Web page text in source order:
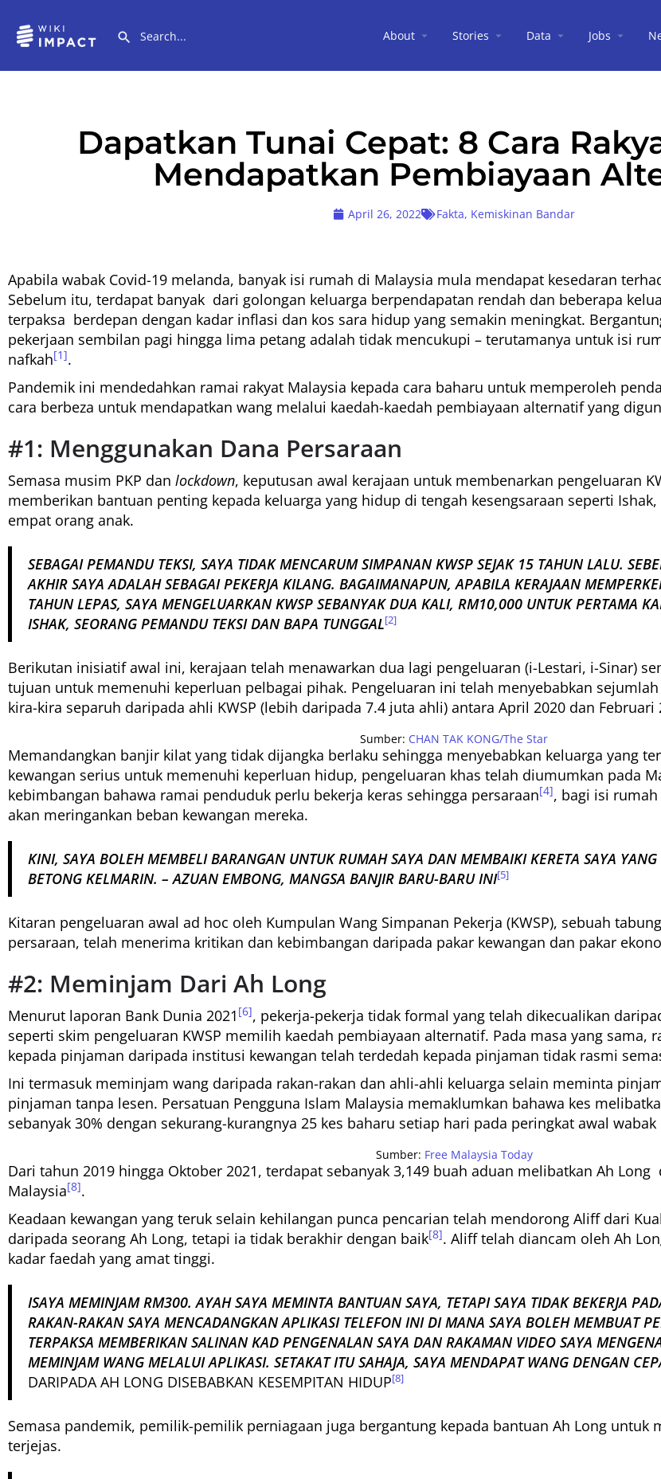
About Stories Data Jobs
Dapatkan Tunai Cepat: 8 Cara
Mendapatkan Pembiayaan
April 26, 2022 Fakta, Kemiskinan Bandar
Apabila wabak Covid-19 melanda, banyak isi rumah di Malaysia mula mendapat kesedaran
Sebelum itu, terdapat banyak dari golongan keluarga berpendapatan rendah dan beberapa
terpaksa berdepan dengan kadar inflasi dan kos sara hidup yang semakin meningkat.
pekerjaan sembilan pagi hingga lima petang adalah tidak mencukupi – terutamanya untuk isi
nafkah[1].
Pandemik ini mendedahkan ramai rakyat Malaysia kepada cara baharu untuk memperoleh
cara berbeza untuk mendapatkan wang melalui kaedah-kaedah pembiayaan alternatif yang
#1: Menggunakan Dana Persaraan
Semasa musim PKP dan lockdown, keputusan awal kerajaan untuk membenarkan pengeluaran
memberikan bantuan penting kepada keluarga yang hidup di tengah kesengsaraan seperti
empat orang anak.
SEBAGAI PEMANDU TEKSI, SAYA TIDAK MENCARUM SIMPANAN KWSP SEJAK 15 TAHUN LALU.
AKHIR SAYA ADALAH SEBAGAI PEKERJA KILANG. BAGAIMANAPUN, APABILA KERAJAAN
TAHUN LEPAS, SAYA MENGELUARKAN KWSP SEBANYAK DUA KALI, RM10,000 UNTUK PERTAMA
ISHAK, SEORANG PEMANDU TEKSI DAN BAPA TUNGGAL[2]
Berikutan inisiatif awal ini, kerajaan telah menawarkan dua lagi pengeluaran (i-Lestari, i-Sinar)
tujuan untuk memenuhi keperluan pelbagai pihak. Pengeluaran ini telah menyebabkan
kira-kira separuh daripada ahli KWSP (lebih daripada 7.4 juta ahli) antara April 2020 dan Februari
Sumber: CHAN TAK KONG/The Star
Memandangkan banjir kilat yang tidak dijangka berlaku sehingga menyebabkan keluarga yang
kewangan serius untuk memenuhi keperluan hidup, pengeluaran khas telah diumumkan pada
kebimbangan bahawa ramai penduduk perlu bekerja keras sehingga persaraan[4], bagi isi
akan meringankan beban kewangan mereka.
KINI, SAYA BOLEH MEMBELI BARANGAN UNTUK RUMAH SAYA DAN MEMBAIKI KERETA SAYA YANG
BETONG KELMARIN. – AZUAN EMBONG, MANGSA BANJIR BARU-BARU INI[5]
Kitaran pengeluaran awal ad hoc oleh Kumpulan Wang Simpanan Pekerja (KWSP), sebuah
persaraan, telah menerima kritikan dan kebimbangan daripada pakar kewangan dan pakar
#2: Meminjam Dari Ah Long
Menurut laporan Bank Dunia 2021 [6], pekerja-pekerja tidak formal yang telah dikecualikan
seperti skim pengeluaran KWSP memilih kaedah pembiayaan alternatif. Pada masa yang sama,
kepada pinjaman daripada institusi kewangan telah terdedah kepada pinjaman tidak rasmi
Ini termasuk meminjam wang daripada rakan-rakan dan ahli-ahli keluarga selain meminta
pinjaman tanpa lesen. Persatuan Pengguna Islam Malaysia memaklumkan bahawa kes
sebanyak 30% dengan sekurang-kurangnya 25 kes baharu setiap hari pada peringkat awal wabak
Sumber: Free Malaysia Today
Dari tahun 2019 hingga Oktober 2021, terdapat sebanyak 3,149 buah aduan melibatkan Ah
Malaysia[8].
Keadaan kewangan yang teruk selain kehilangan punca pencarian telah mendorong Aliff dari
daripada seorang Ah Long, tetapi ia tidak berakhir dengan baik[8]. Aliff telah diancam oleh Ah
kadar faedah yang amat tinggi.
ISAYA MEMINJAM RM300. AYAH SAYA MEMINTA BANTUAN SAYA, TETAPI SAYA TIDAK BEKERJA
RAKAN-RAKAN SAYA MENCADANGKAN APLIKASI TELEFON INI DI MANA SAYA BOLEH MEMBUAT
TERPAKSA MEMBERIKAN SALINAN KAD PENGENALAN SAYA DAN RAKAMAN VIDEO SAYA
MEMINJAM WANG MELALUI APLIKASI. SETAKAT ITU SAHAJA, SAYA MENDAPAT WANG DENGAN
DARIPADA AH LONG DISEBABKAN KESEMPITAN HIDUP[8]
Semasa pandemik, pemilik-pemilik perniagaan juga bergantung kepada bantuan Ah Long untuk
terjejas.